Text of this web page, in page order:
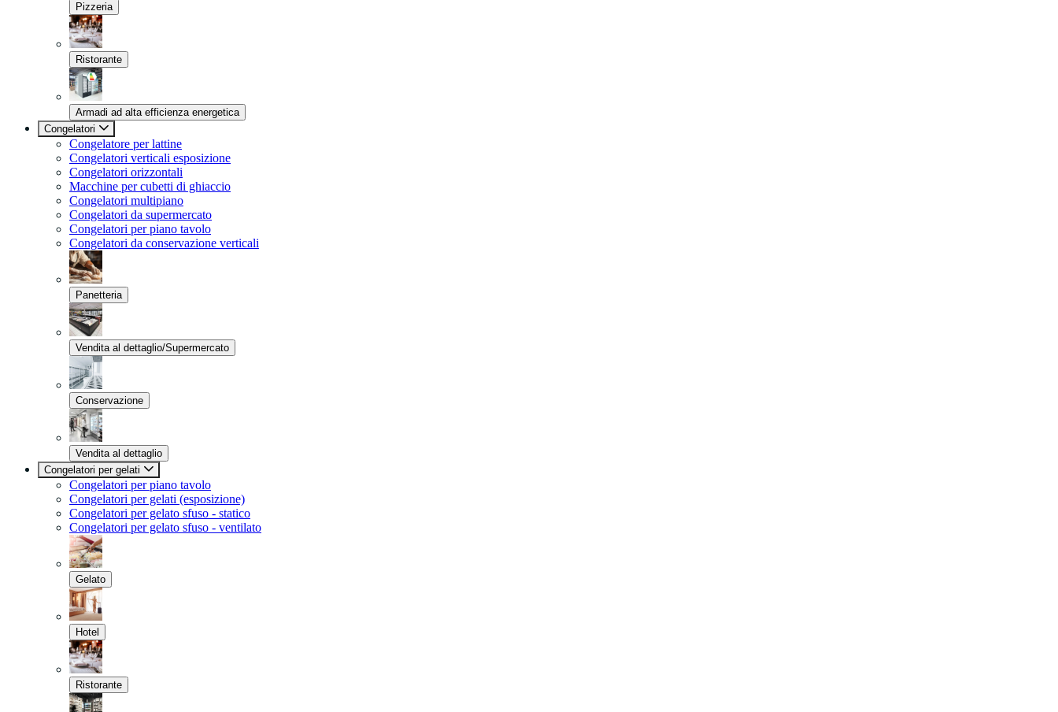
Pizzeria
Ristorante
Armadi ad alta efficienza energetica
Congelatori
Congelatore per lattine
Congelatori verticali esposizione
Congelatori orizzontali
Macchine per cubetti di ghiaccio
Congelatori multipiano
Congelatori da supermercato
Congelatori per piano tavolo
Congelatori da conservazione verticali
Panetteria
Vendita al dettaglio/Supermercato
Conservazione
Vendita al dettaglio
Congelatori per gelati
Congelatori per piano tavolo
Congelatori per gelati (esposizione)
Congelatori per gelato sfuso - statico
Congelatori per gelato sfuso - ventilato
Gelato
Hotel
Ristorante